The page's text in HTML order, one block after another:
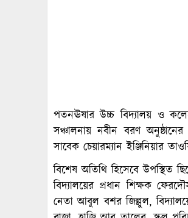
পতনঊষার উচ্চ বিদ্যালয় ও
সঞ্চালনায় নবীন বরণ
সাবেক চেয়ারম্যান ইঞ্জিনিয়ার
বিশেষ অতিথি হিসেবে উপস্থিত
বিদ্যালয়ের প্রধান শিক্ষক
নেতা আবুল বশর জিল্লুল,